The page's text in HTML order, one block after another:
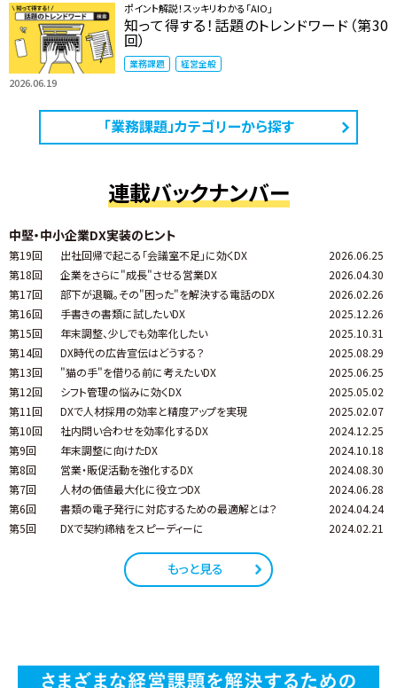
2026.06.19
ポイント解説！スッキリわかる「AIO」
知って得する！話題のトレンドワード（第30
回）
業務課題 経営全般
「業務課題」カテゴリーから探す
連載バックナンバー
中堅・中小企業DX実装のヒント
第19回 出社回帰で起こる「会議室不足」に効くDX
2026.06.25
第18回
企業をさらに"成長"させる営業DX
2026.04.30
第17回
部下が退職。その"困った"を解決する電話のDX
2026.02.26
第16回
手書きの書類に試したいDX
2025.12.26
第15回
年末調整、少しでも効率化したい
2025.10.31
第14回
DX時代の広告宣伝はどうする？
2025.08.29
第13回
"猫の手"を借りる前に考えたいDX
2025.06.25
第12回
シフト管理の悩みに効くDX
2025.05.02
第11回
DXで人材採用の効率と精度アップを実現
2025.02.07
第10回
社内問い合わせを効率化するDX
2024.12.25
第9回
年末調整に向けたDX
2024.10.18
第8回
営業・販促活動を強化するDX
2024.08.30
第7回
人材の価値最大化に役立つDX
2024.06.28
第6回
書類の電子発行に対応するための最適解とは？
2024.04.24
第5回
DXで契約締結をスピーディーに 2024.02.21
もっと見る